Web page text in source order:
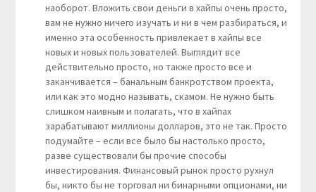
наоборот. Вложить свои деньги в хайпы очень просто,
вам не нужно ничего изучать и ни в чем разбираться, и
именно эта особенность привлекает в хайпы все
новых и новых пользователей. Выглядит все
действительно просто, но также просто все и
заканчивается – банальным банкротством проекта,
или как это модно называть, скамом. Не нужно быть
слишком наивным и полагать, что в хайпах
зарабатывают миллионы долларов, это не так. Просто
подумайте – если все было бы настолько просто,
разве существовали бы прочие способы
инвестирования. Финансовый рынок просто рухнул
бы, никто бы не торговал ни бинарными опционами, ни